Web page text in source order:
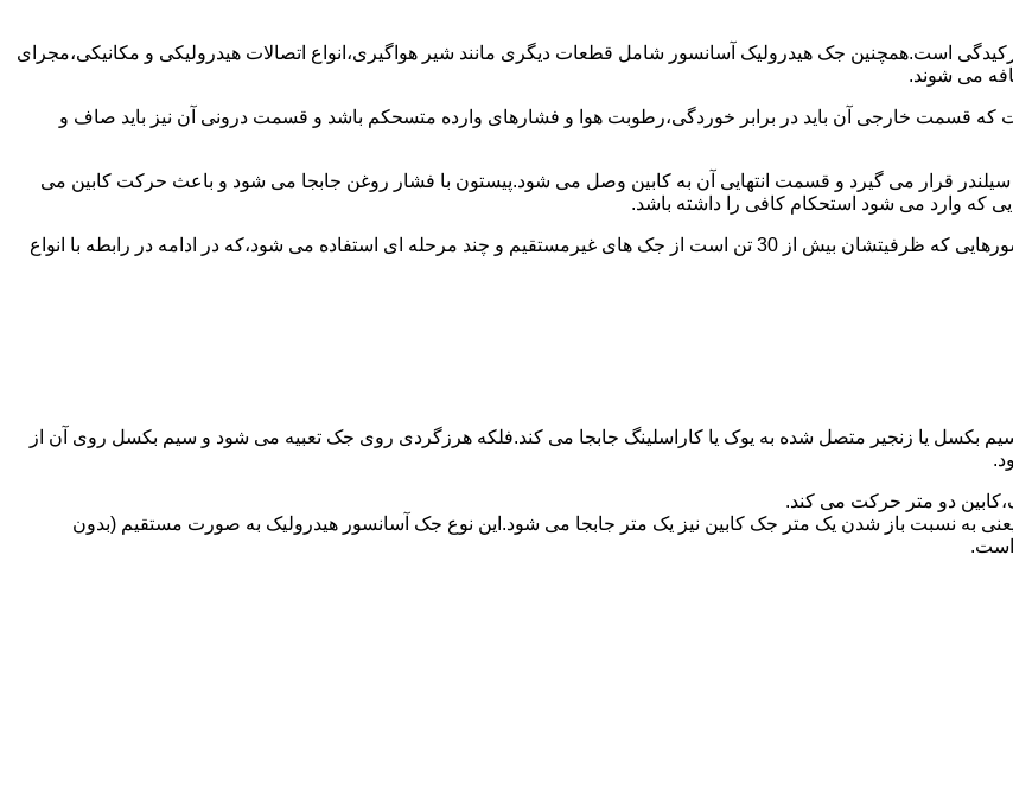
است.همچنین جک هیدرولیک آسانسور شامل قطعات دیگری مانند شیر هواگیری،انواع اتصالات هیدرولیکی و مکانیکی،مجرای
می شوند.
که قسمت خارجی آن باید در برابر خوردگی،رطوبت هوا و فشارهای وارده متسحکم باشد و قسمت درونی آن نیز باید صاف و
قرار می گیرد و قسمت انتهایی آن به کابین وصل می شود.پیستون با فشار روغن جابجا می شود و باعث حرکت کابین می
که وارد می شود استحکام کافی را داشته باشد.
برای آسانسورهایی که ظرفیتشان 30 تن است از جک مستقیم و برای آسانسورهایی که ظرفیتشان بیش از 30 تن است از جک های غیرمستقیم و چند مرحله ای استفاده می شود،که در ادامه در رابطه با انواع
بکسل یا زنجیر متصل شده به یوک یا کاراسلینگ جابجا می کند.فلکه هرزگردی روی جک تعبیه می شود و سیم بکسل روی آن از
دو متر حرکت می کند.
به نسبت باز شدن یک متر جک کابین نیز یک متر جابجا می شود.این نوع جک آسانسور هیدرولیک به صورت مستقیم (بدون
است.